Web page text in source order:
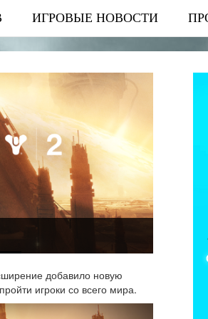
ИГРОВЫЕ НОВОСТИ
добавило новую
игроки со всего мира.